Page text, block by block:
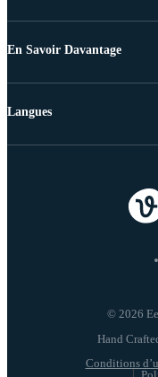
En Savoir Davantage
© 2026
Conditions
Langues